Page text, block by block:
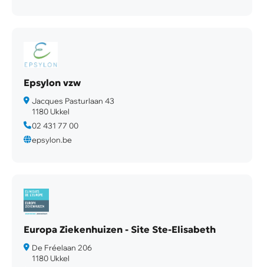
Epsylon vzw
Jacques Pasturlaan 43
1180 Ukkel
02 431 77 00
epsylon.be
Europa Ziekenhuizen - Site Ste-Elisabeth
De Fréelaan 206
1180 Ukkel